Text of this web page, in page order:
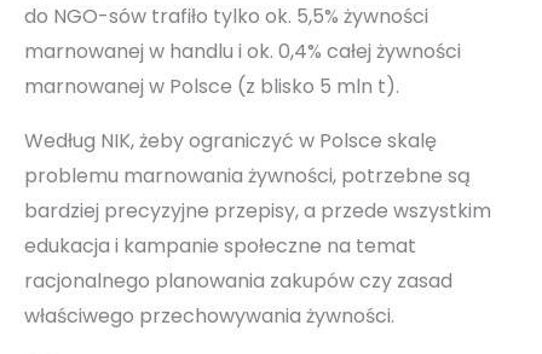
do NGO-sów trafiło tylko ok. 5,5% żywności
marnowanej w handlu i ok. 0,4% całej żywności
marnowanej w Polsce (z blisko 5 mln t).
Według NIK, żeby ograniczyć w Polsce skalę
problemu marnowania żywności, potrzebne są
bardziej precyzyjne przepisy, a przede wszystkim
edukacja i kampanie społeczne na temat
racjonalnego planowania zakupów czy zasad
właściwego przechowywania żywności.